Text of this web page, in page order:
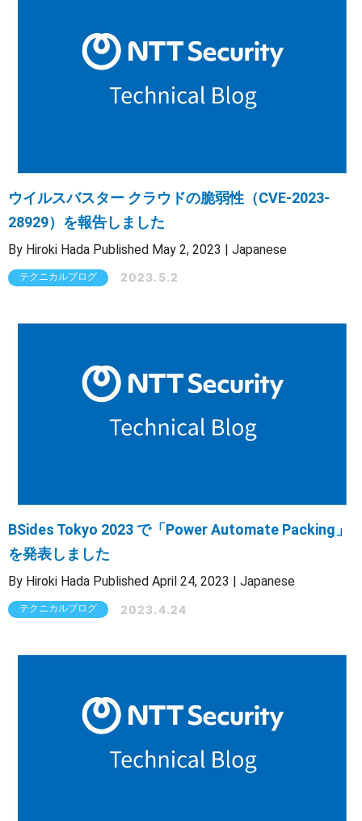
カタログダウンロード
ウイルスバスター クラウドの脆弱性（CVE-2023-
28929）を報告しました
By Hiroki Hada Published May 2, 2023 | Japanese
テクニカルブログ 2023.5.2
BSides Tokyo 2023 で「Power Automate Packing」
を発表しました
By Hiroki Hada Published April 24, 2023 | Japanese
テクニカルブログ 2023.4.24